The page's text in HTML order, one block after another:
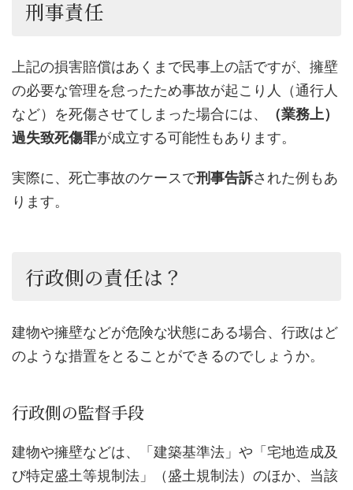
刑事責任
上記の損害賠償はあくまで民事上の話ですが、擁壁
の必要な管理を怠ったため事故が起こり人（通行人
など）を死傷させてしまった場合には、
（業務上）
過失致死傷罪が成立する可能性もあります。
実際に、死亡事故のケースで刑事告訴された例もあ
ります。
行政側の責任は？
建物や擁壁などが危険な状態にある場合、行政はど
のような措置をとることができるのでしょうか。
行政側の監督手段
建物や擁壁などは、「建築基準法」や「宅地造成及
び特定盛土等規制法」（盛土規制法）のほか、当該